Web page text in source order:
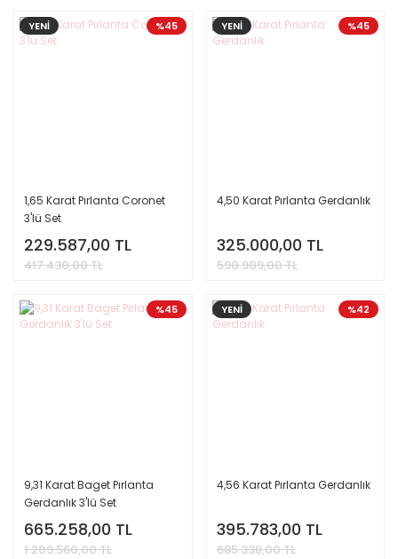
%45
YENİ
1,65 Karat Pırlanta Coronet
3'lü Set
229.587,00 TL
417.430,00 TL
%45
YENİ
4,50 Karat Pırlanta Gerdanlık
325.000,00 TL
590.909,00 TL
%45
9,31 Karat Baget Pırlanta
Gerdanlık 3'lü Set
665.258,00 TL
1.209.560,00 TL
%42
YENİ
4,56 Karat Pırlanta Gerdanlık
395.783,00 TL
685.338,00 TL